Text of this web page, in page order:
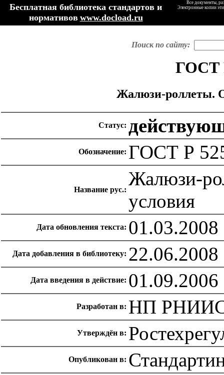
Бесплатная библиотека стандартов и
нормативов www.docload.ru
Все документы,
Электронные копии
Поиск по сайту:
ГОСТ
Жалюзи-роллеты.
Статус:
Обозначение: ГОСТ Р
Название рус.:
Жалюзи-
условия
Дата обновления текста: 01.03.2008
Дата добавления в библиотеку: 22.06.2008
Дата введения в действие: 01.09.2006
Разработан в: НП
Утверждён в:
Опубликован в: